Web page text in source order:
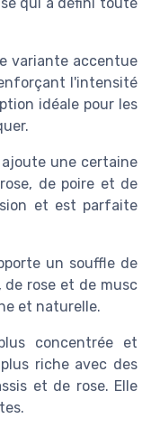
variante accentue
l'intensité
idéale pour les
ajoute une certaine
de poire et de
et est parfaite
un souffle de
rose et de musc
et naturelle.
concentrée et
riche avec des
et de rose. Elle